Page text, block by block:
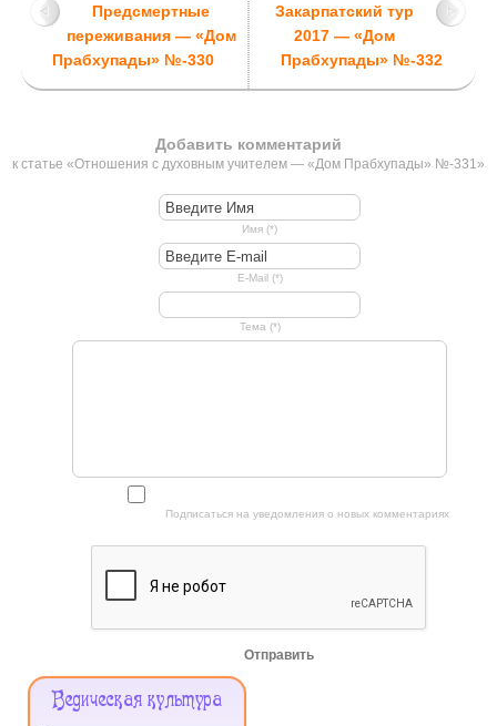
Предсмертные
переживания — «Дом
Прабхупады» №-330
Закарпатский тур
2017 — «Дом
Прабхупады» №-332
Добавить комментарий
к статье «Отношения с духовным учителем — «Дом Прабхупады» №-331»
Имя (*)
E-Mail (*)
Тема (*)
Подписаться на уведомления о новых комментариях
Отправить
Меню
Ведическая культура